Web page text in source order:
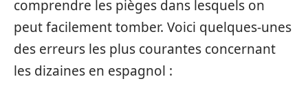
comprendre les pièges dans lesquels on
peut facilement tomber. Voici quelques-unes
des erreurs les plus courantes concernant
les dizaines en espagnol :